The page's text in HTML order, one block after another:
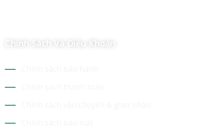
Chính Sách Và Điều Khoản